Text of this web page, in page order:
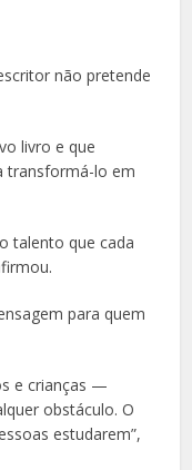
não pretende
livro e que
transformá-lo em
talento que cada
para quem
e crianças —
obstáculo. O
estudarem”,